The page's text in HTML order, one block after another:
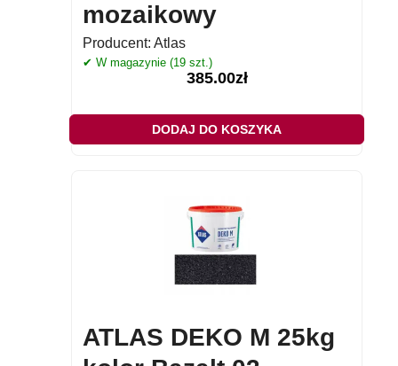
mozaikowy
Producent: Atlas
✔ W magazynie (19 szt.)
385.00zł
DODAJ DO KOSZYKA
ATLAS DEKO M 25kg